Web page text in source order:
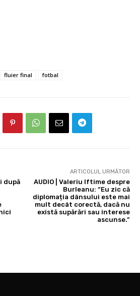
fluier final fotbal
după
ARTICOLUL URMĂTOR
AUDIO | Valeriu Iftime despre
Burleanu: “Eu zic că
diplomația dânsului este mai
mult decât corectă, dacă nu
există supărări sau interese
ascunse.”